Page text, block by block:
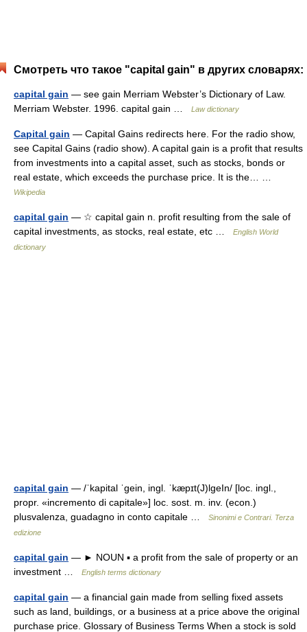
Смотреть что такое "capital gain" в других словарях:
capital gain — see gain Merriam Webster’s Dictionary of Law.
Merriam Webster. 1996. capital gain …
Law dictionary
Capital gain — Capital Gains redirects here. For the radio show,
see Capital Gains (radio show). A capital gain is a profit that results
from investments into a capital asset, such as stocks, bonds or
real estate, which exceeds the purchase price. It is the… …
Wikipedia
capital gain — ☆ capital gain n. profit resulting from the sale of
capital investments, as stocks, real estate, etc …
English World
dictionary
capital gain — /ˈkapital ˈɡein, ingl. ˈkæpɪt(J)lgeIn/ [loc. ingl.,
propr. «incremento di capitale»] loc. sost. m. inv. (econ.)
plusvalenza, guadagno in conto capitale …
Sinonimi e Contrari. Terza
edizione
capital gain — ► NOUN ▪ a profit from the sale of property or an
investment …
English terms dictionary
capital gain — a financial gain made from selling fixed assets
such as land, buildings, or a business at a price above the original
purchase price. Glossary of Business Terms When a stock is sold